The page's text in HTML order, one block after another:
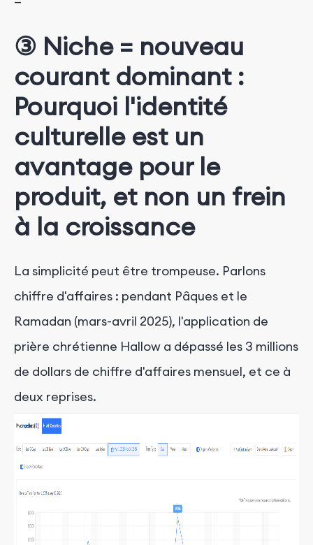
③ Niche = nouveau
courant dominant :
Pourquoi l'identité
culturelle est un
avantage pour le
produit, et non un frein
à la croissance
La simplicité peut être trompeuse. Parlons
chiffre d'affaires : pendant Pâques et le
Ramadan (mars-avril 2025), l'application de
prière chrétienne Hallow a dépassé les 3 millions
de dollars de chiffre d'affaires mensuel, et ce à
deux reprises.